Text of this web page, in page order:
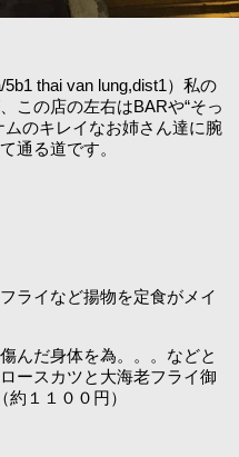
thai van lung,dist1）私の
この店の左右はBARや“そっ
のキレイなお姉さん達に腕
通る道です。
ライなど揚物を定食がメイ
んだ身体を為。。。などと
ースカツと大海老フライ御
１１００円）